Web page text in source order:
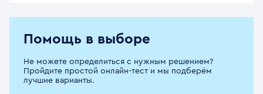
Помощь в выборе
Не можете определиться с нужным решением?
Пройдите простой онлайн-тест и мы подберём
лучшие варианты.